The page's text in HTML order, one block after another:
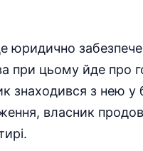
при цьому йде про
знаходився з нею у
власник